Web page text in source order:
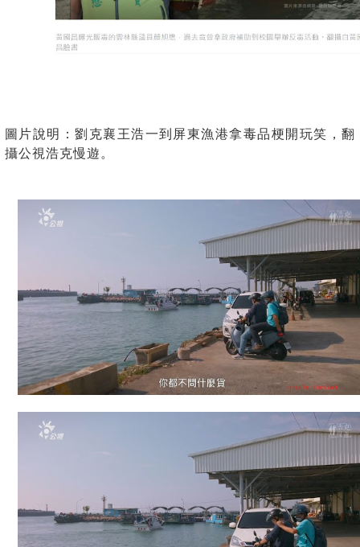
圖片說明：劉克襄王浩一到屏東漁港拿毒品梗開玩笑，翻
攝公視浩克慢遊。